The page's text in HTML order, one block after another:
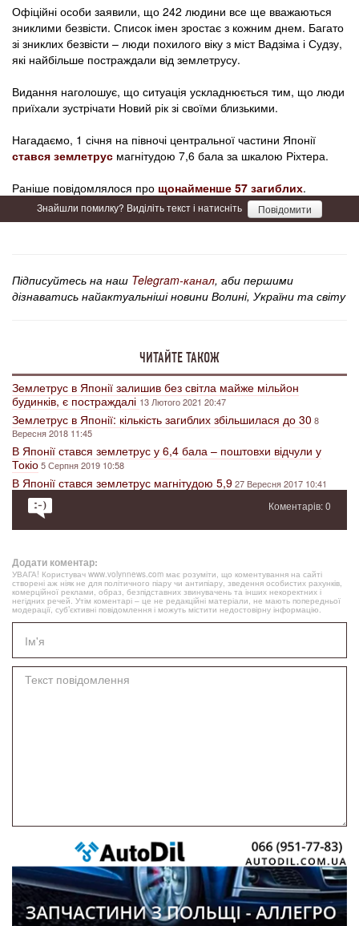
Офіційні особи заявили, що 242 людини все ще вважаються
зниклими безвісти. Список імен зростає з кожним днем. Багато
зі зниклих безвісти – люди похилого віку з міст Вадзіма і Судзу,
які найбільше постраждали від землетрусу.
Видання наголошує, що ситуація ускладнюється тим, що люди
приїхали зустрічати Новий рік зі своїми близькими.
Нагадаємо, 1 січня на півночі центральної частини Японії
стався землетрус магнітудою 7,6 бала за шкалою Ріхтера.
Раніше повідомлялося про щонайменше 57 загиблих.
Знайшли помилку? Виділіть текст і натисніть Повідомити
Підписуйтесь на наш Telegram-канал, аби першими
дізнаватись найактуальніші новини Волині, України та світу
ЧИТАЙТЕ ТАКОЖ
Землетрус в Японії залишив без світла майже мільйон
будинків, є постраждалі13 Лютого 2021 20:47
Землетрус в Японії: кількість загиблих збільшилася до 30 8
Вересня 2018 11:45
В Японії стався землетрус у 6,4 бала – поштовхи відчули у
Токіо5 Серпня 2019 10:58
В Японії стався землетрус магнітудою 5,927 Вересня 2017 10:41
Коментарів: 0
Додати коментар:
УВАГА! Користувач www.volynnews.com має розуміти, що коментування на сайті
створені аж ніяк не для політичного піару чи антипіару, зведення особистих рахунків,
комерційної реклами, образ, безпідставних звинувачень та інших некоректних і
негідних речей. Утім коментарі – це не редакційні матеріали, не мають попередньої
модерації, суб’єктивні повідомлення і можуть містити недостовірну інформацію.